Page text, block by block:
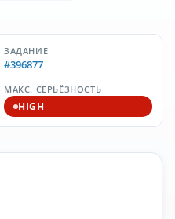
ЗАДАНИЕ
#396877
МАКС. СЕРЬЁЗНОСТЬ
HIGH